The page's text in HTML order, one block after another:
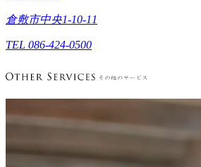
倉敷市中央1-10-11
TEL 086-424-0500